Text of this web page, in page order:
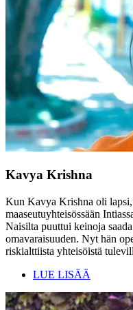
Kavya Krishna
Kun Kavya Krishna oli lapsi,
maaseutuyhteisössään
Naisilta puuttui keinoja
omavaraisuuden. Nyt hän
riskialttiista yhteisöistä
LUE LISÄÄ